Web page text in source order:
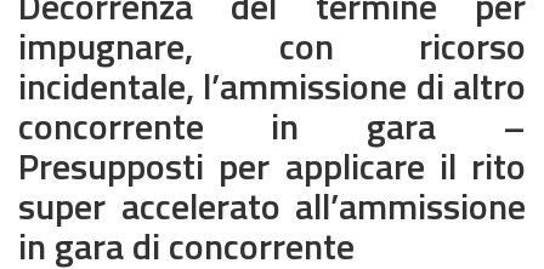
impugnare, con ricorso
incidentale, l’ammissione di altro
concorrente in gara –
Presupposti per applicare il rito
super accelerato all’ammissione
in gara di concorrente